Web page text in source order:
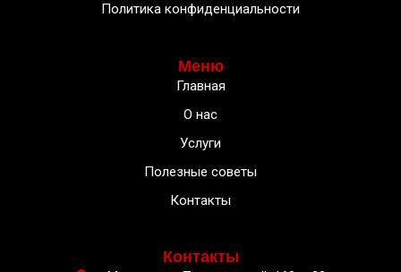
Меню
Главная
О нас
Услуги
Полезные советы
Контакты
Политика конфиденциальности
Контакты